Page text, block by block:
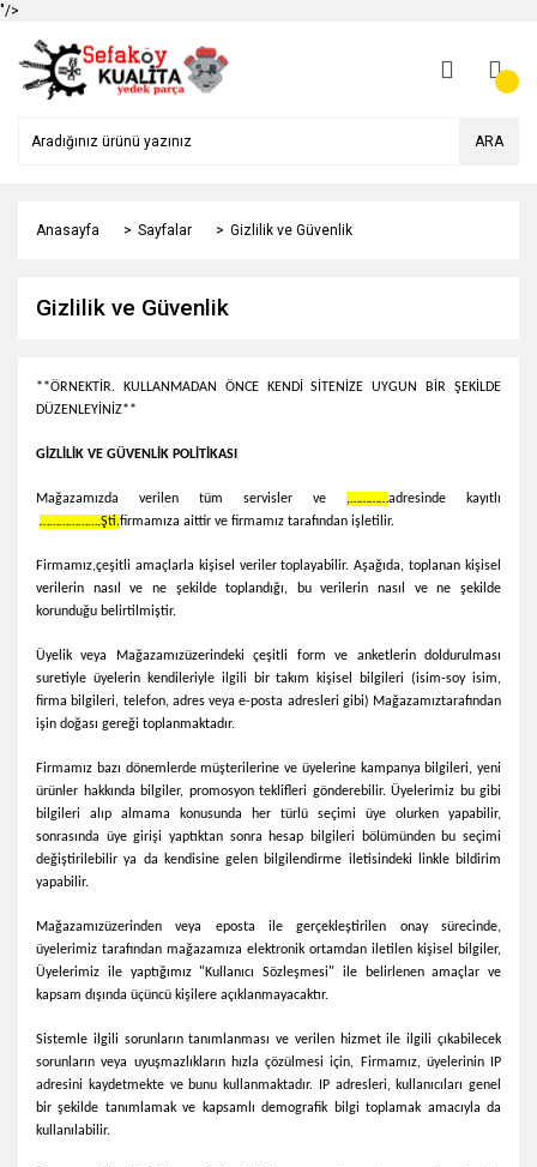
"/>
ARA
Anasayfa Sayfalar Gizlilik ve Güvenlik
Gizlilik ve Güvenlik
**ÖRNEKTİR. KULLANMADAN ÖNCE KENDİ SİTENİZE UYGUN BİR ŞEKİLDE
DÜZENLEYİNİZ**
GİZLİLİK VE GÜVENLİK POLİTİKASI
Mağazamızda verilen tüm servisler ve ,…………adresinde kayıtlı
……………….Şti.firmamıza aittir ve firmamız tarafından işletilir.
Firmamız,çeşitli amaçlarla kişisel veriler toplayabilir. Aşağıda, toplanan kişisel
verilerin nasıl ve ne şekilde toplandığı, bu verilerin nasıl ve ne şekilde
korunduğu belirtilmiştir.
Üyelik veya Mağazamızüzerindeki çeşitli form ve anketlerin doldurulması
suretiyle üyelerin kendileriyle ilgili bir takım kişisel bilgileri (isim-soy isim,
firma bilgileri, telefon, adres veya e-posta adresleri gibi) Mağazamıztarafından
işin doğası gereği toplanmaktadır.
Firmamız bazı dönemlerde müşterilerine ve üyelerine kampanya bilgileri, yeni
ürünler hakkında bilgiler, promosyon teklifleri gönderebilir. Üyelerimiz bu gibi
bilgileri alıp almama konusunda her türlü seçimi üye olurken yapabilir,
sonrasında üye girişi yaptıktan sonra hesap bilgileri bölümünden bu seçimi
değiştirilebilir ya da kendisine gelen bilgilendirme iletisindeki linkle bildirim
yapabilir.
Mağazamızüzerinden veya eposta ile gerçekleştirilen onay sürecinde,
üyelerimiz tarafından mağazamıza elektronik ortamdan iletilen kişisel bilgiler,
Üyelerimiz ile yaptığımız "Kullanıcı Sözleşmesi" ile belirlenen amaçlar ve
kapsam dışında üçüncü kişilere açıklanmayacaktır.
Sistemle ilgili sorunların tanımlanması ve verilen hizmet ile ilgili çıkabilecek
sorunların veya uyuşmazlıkların hızla çözülmesi için,
Firmamız, üyelerinin IP
adresini kaydetmekte ve bunu kullanmaktadır. IP adresleri, kullanıcıları genel
bir şekilde tanımlamak ve kapsamlı demografik bilgi toplamak amacıyla da
kullanılabilir.